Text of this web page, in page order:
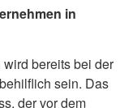
in
bereits bei der
sein. Das
der vor dem